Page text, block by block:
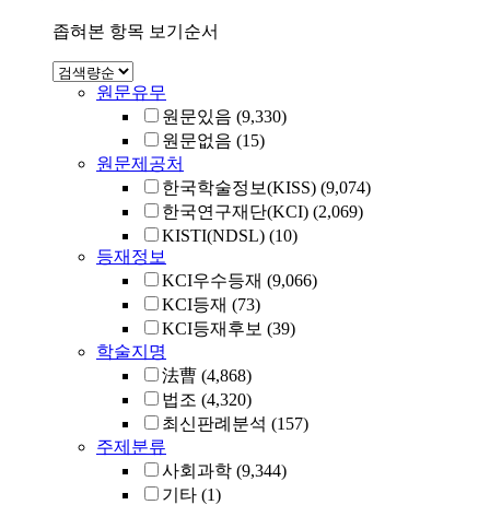
좁혀본 항목 보기순서
원문유무
원문있음 (9,330)
원문없음 (15)
원문제공처
한국학술정보(KISS) (9,074)
한국연구재단(KCI) (2,069)
KISTI(NDSL) (10)
등재정보
KCI우수등재 (9,066)
KCI등재 (73)
KCI등재후보 (39)
학술지명
法曹 (4,868)
법조 (4,320)
최신판례분석 (157)
주제분류
사회과학 (9,344)
기타 (1)